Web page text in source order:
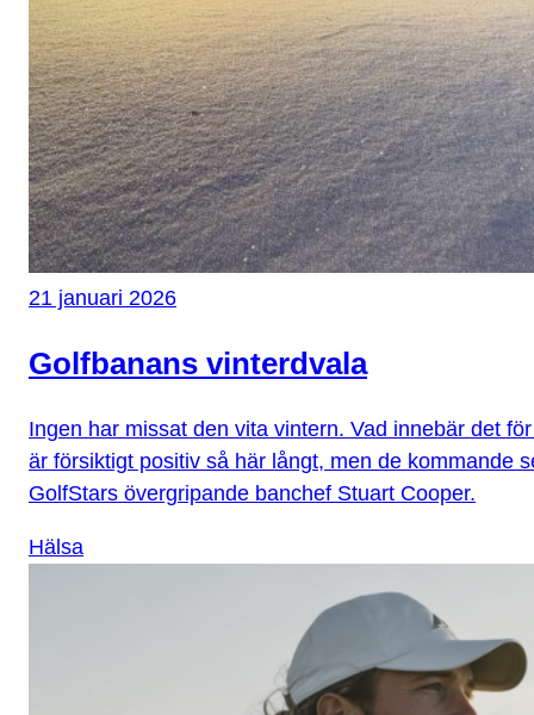
21 januari 2026
Golfbanans vinterdvala
Ingen har missat den vita vintern. Vad innebär det
är försiktigt positiv så här långt, men de kommande
GolfStars övergripande banchef Stuart Cooper.
Hälsa